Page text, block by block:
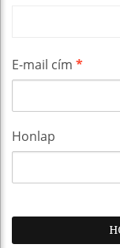
E-mail cím *
Honlap